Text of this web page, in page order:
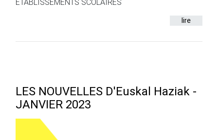
ETABLISSEMENTS SCOLAIRES
lire
LES NOUVELLES D'Euskal Haziak -
JANVIER 2023